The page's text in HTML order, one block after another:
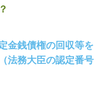
金銭債権の回収等を
法務大臣の認定番号